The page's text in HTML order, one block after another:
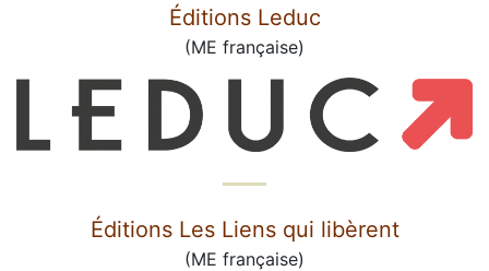
Éditions Leduc
(ME française)
Éditions Les Liens qui libèrent
(ME française)